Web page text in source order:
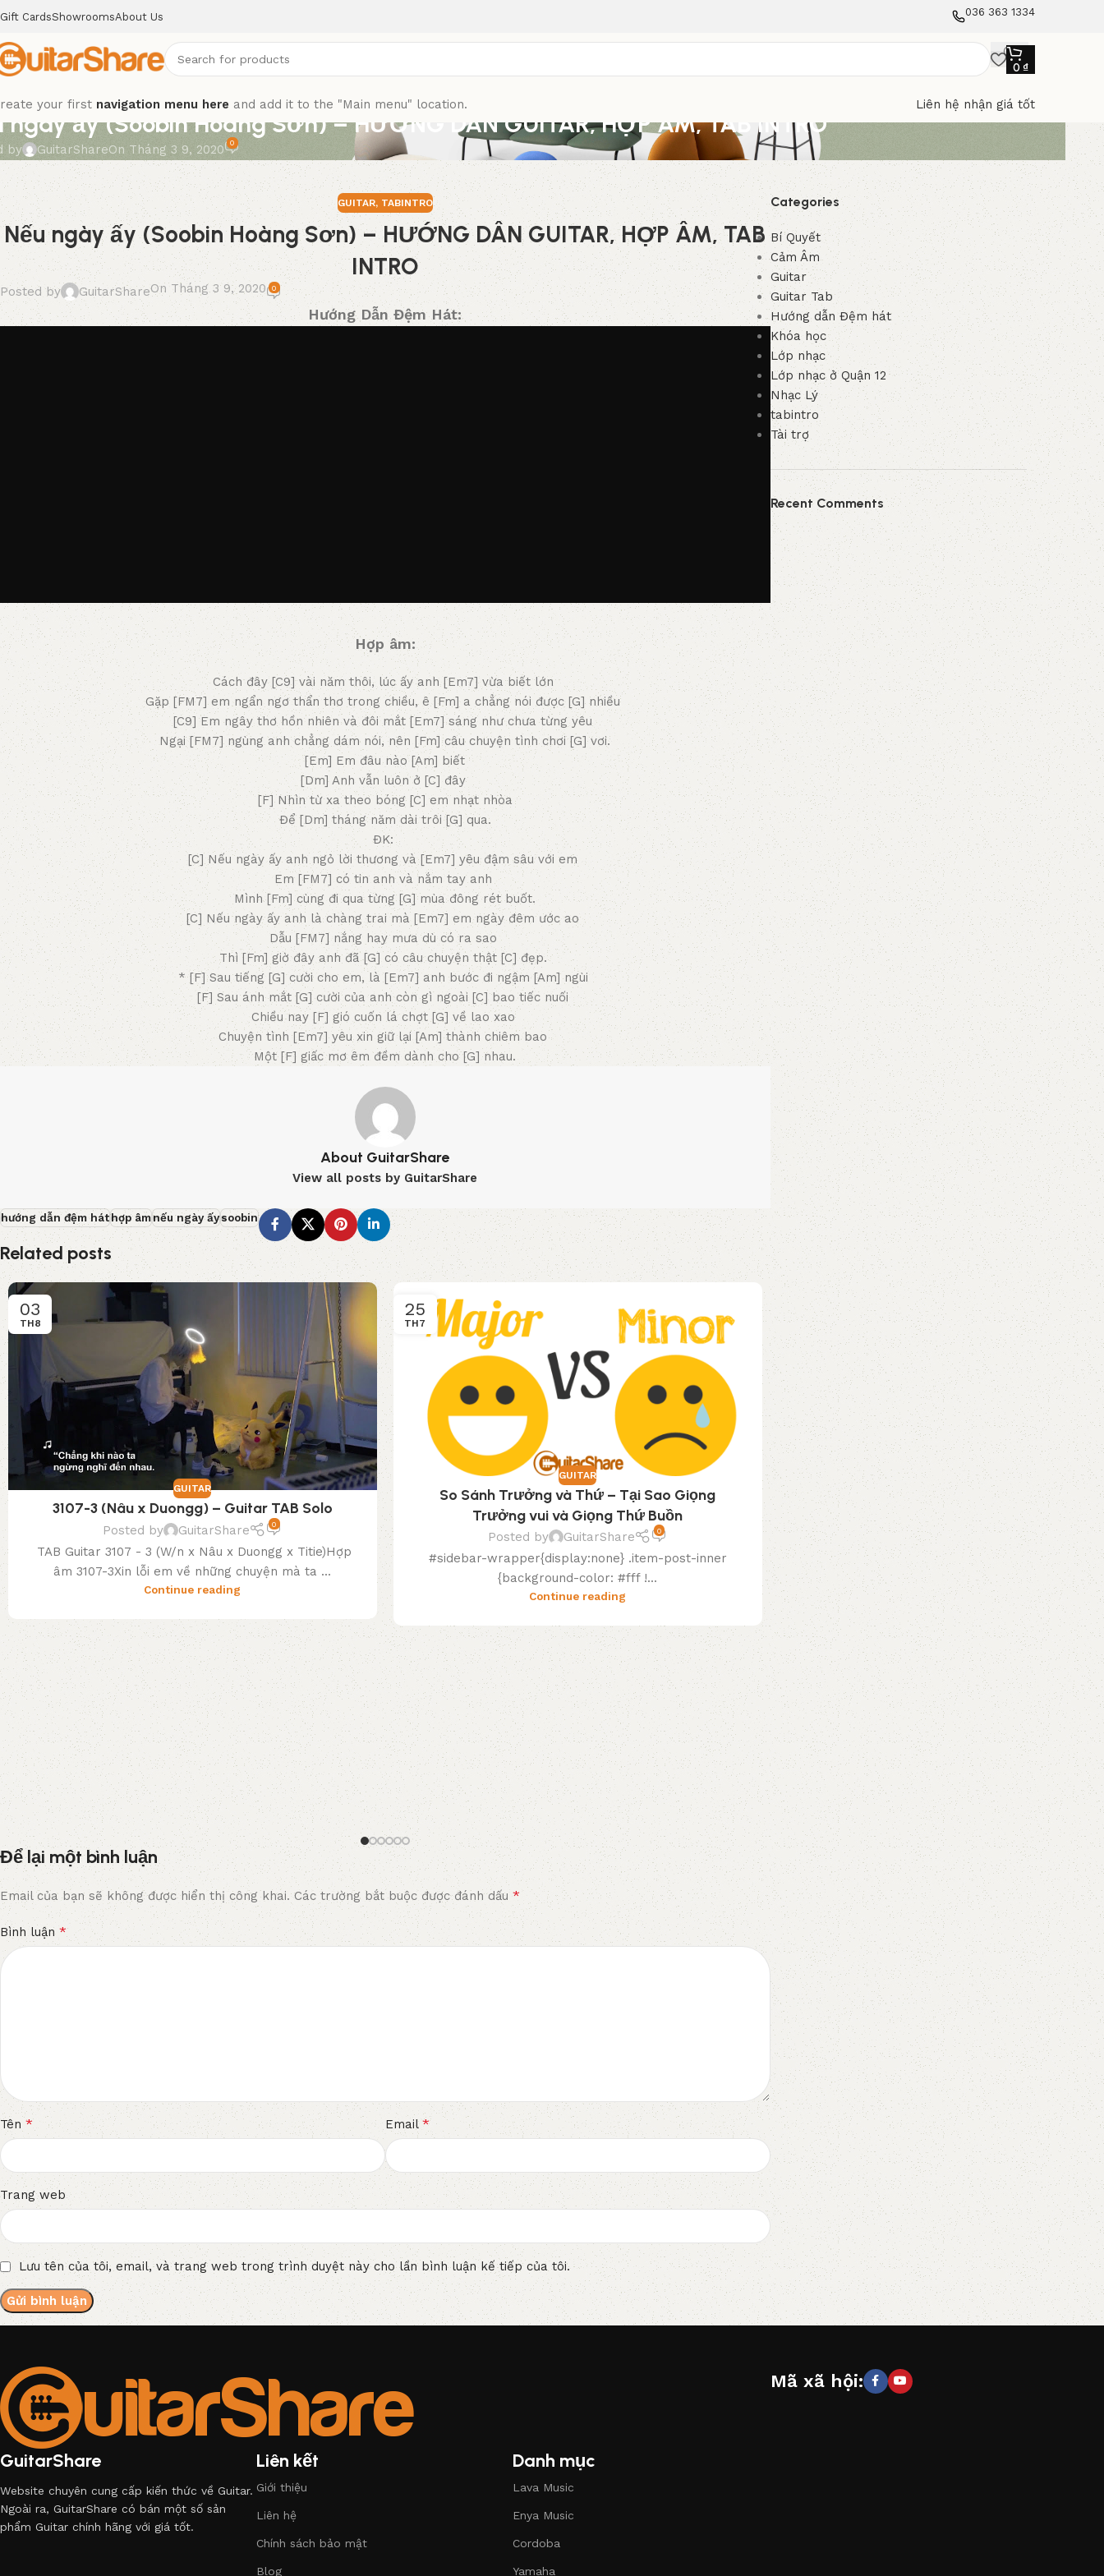
Gift CardsShowroomsAbout Us 036 363 1334
0 ₫
your first navigation menu here and add it to the "Main menu" location. Liên hệ nhận giá tốt
, TABINTRO
ngày ấy (Soobin Hoàng Sơn) – HƯỚNG DÂN GUITAR, HỢP ÂM, TAB INTRO
by GuitarShareOn Tháng 3 9, 2020 0
GUITAR, TABINTRO
Nếu ngày ấy (Soobin Hoàng Sơn) – HƯỚNG DÂN GUITAR, HỢP ÂM, TAB
INTRO
Posted by GuitarShareOn Tháng 3 9, 2020 0
Hướng Dẫn Đệm Hát:
Hợp âm:
Cách đây [C9] vài năm thôi, lúc ấy anh [Em7] vừa biết lớn
Gặp [FM7] em ngẩn ngơ thẩn thơ trong chiều, ê [Fm] a chẳng nói được [G] nhiều
[C9] Em ngây thơ hồn nhiên và đôi mắt [Em7] sáng như chưa từng yêu
Ngại [FM7] ngùng anh chẳng dám nói, nên [Fm] câu chuyện tình chơi [G] vơi.
[Em] Em đâu nào [Am] biết
[Dm] Anh vẫn luôn ở [C] đây
[F] Nhìn từ xa theo bóng [C] em nhạt nhòa
Để [Dm] tháng năm dài trôi [G] qua.
ĐK:
[C] Nếu ngày ấy anh ngỏ lời thương và [Em7] yêu đậm sâu với em
Em [FM7] có tin anh và nắm tay anh
Mình [Fm] cùng đi qua từng [G] mùa đông rét buốt.
[C] Nếu ngày ấy anh là chàng trai mà [Em7] em ngày đêm ước ao
Dẫu [FM7] nắng hay mưa dù có ra sao
Thì [Fm] giờ đây anh đã [G] có câu chuyện thật [C] đẹp.
* [F] Sau tiếng [G] cười cho em, là [Em7] anh bước đi ngậm [Am] ngùi
[F] Sau ánh mắt [G] cười của anh còn gì ngoài [C] bao tiếc nuối
Chiều nay [F] gió cuốn lá chợt [G] về lao xao
Chuyện tình [Em7] yêu xin giữ lại [Am] thành chiêm bao
Một [F] giấc mơ êm đềm dành cho [G] nhau.
About GuitarShare
View all posts by GuitarShare
hướng dẫn đệm háthợp âmnếu ngày ấysoobin
Related posts
03
TH8
GUITAR
3107-3 (Nâu x Duongg) – Guitar TAB Solo
Posted by GuitarShare 0
TAB Guitar 3107 - 3 (W/n x Nâu x Duongg x Titie)Hợp
âm 3107-3Xin lỗi em về những chuyện mà ta ...
Continue reading
25
TH7
GUITAR
So Sánh Trưởng và Thứ – Tại Sao Giọng
Trưởng vui và Giọng Thứ Buồn
Posted by GuitarShare 0
#sidebar-wrapper{display:none} .item-post-inner
{background-color: #fff !...
Continue reading
28
TH4
GUITAR
Muộn Rồi Mà Sao Còn (Sơn Tùng) – Hợp
Tone C
Posted by GuitarShare 0
Hợp âm Muộn rồi mà sao còn - Sơn Tùng
rồi mà sao cònNhìn lên trần nhà rồi quay raLại
v...
Continue reading
Để lại một bình luận
Email của bạn sẽ không được hiển thị công khai. Các trường bắt buộc được đánh dấu *
Bình luận *
Tên * Email *
Trang web
Lưu tên của tôi, email, và trang web trong trình duyệt này cho lần bình luận kế tiếp của tôi.
Categories
Bí Quyết
Cảm Âm
Guitar
Guitar Tab
Hướng dẫn Đệm hát
Khóa học
Lớp nhạc
Lớp nhạc ở Quận 12
Nhạc Lý
tabintro
Tài trợ
Recent Comments
GuitarShare
Website chuyên cung cấp kiến thức về Guitar.
Ngoài ra, GuitarShare có bán một số sản
phẩm Guitar chính hãng với giá tốt.
Liên kết
Giới thiệu
Liên hệ
Chính sách bảo mật
Blog
Danh mục
Lava Music
Enya Music
Cordoba
Yamaha
Mã xã hội: